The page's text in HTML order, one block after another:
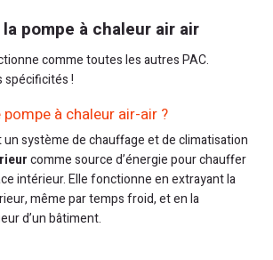
pompe à chaleur air air
comme toutes les autres PAC.
spécificités !
pompe à chaleur air-air ?
un système de chauffage et de climatisation
comme source d’énergie pour chauffer
intérieur. Elle fonctionne en extrayant la
même par temps froid, et en la
d’un bâtiment.